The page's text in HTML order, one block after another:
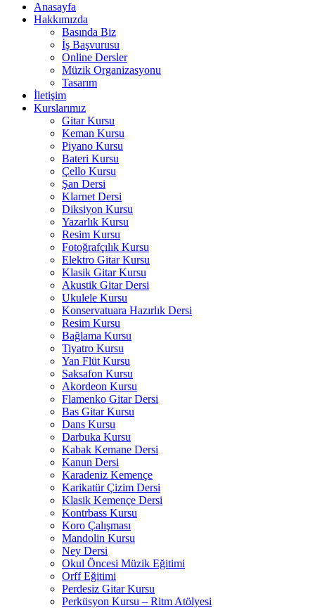
Anasayfa
Hakkımızda
Basında Biz
İş Başvurusu
Online Dersler
Müzik Organizasyonu
Tasarım
İletişim
Kurslarımız
Gitar Kursu
Keman Kursu
Piyano Kursu
Bateri Kursu
Çello Kursu
Şan Dersi
Klarnet Dersi
Diksiyon Kursu
Yazarlık Kursu
Resim Kursu
Fotoğrafçılık Kursu
Elektro Gitar Kursu
Klasik Gitar Kursu
Akustik Gitar Dersi
Ukulele Kursu
Konservatuara Hazırlık Dersi
Resim Kursu
Bağlama Kursu
Tiyatro Kursu
Yan Flüt Kursu
Saksafon Kursu
Akordeon Kursu
Flamenko Gitar Dersi
Bas Gitar Kursu
Dans Kursu
Darbuka Kursu
Kabak Kemane Dersi
Kanun Dersi
Karadeniz Kemençe
Karikatür Çizim Dersi
Klasik Kemençe Dersi
Kontrbass Kursu
Koro Çalışması
Mandolin Kursu
Ney Dersi
Okul Öncesi Müzik Eğitimi
Orff Eğitimi
Perdesiz Gitar Kursu
Perküsyon Kursu – Ritm Atölyesi